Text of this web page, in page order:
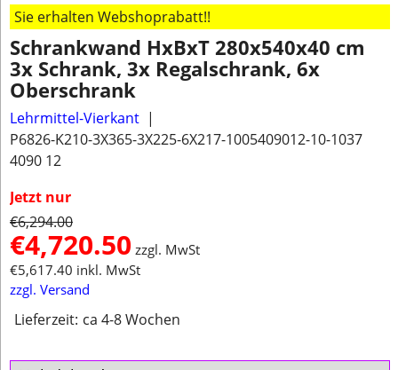
Sie erhalten Webshoprabatt!!
Schrankwand HxBxT 280x540x40 cm
3x Schrank, 3x Regalschrank, 6x
Oberschrank
Lehrmittel-Vierkant
P6826-K210-3X365-3X225-6X217-1005409012-10-1037
4090 12
Jetzt nur
€6,294.00
€4,720.50 zzgl. MwSt
€5,617.40 inkl. MwSt
zzgl. Versand
Lieferzeit: ca 4-8 Wochen